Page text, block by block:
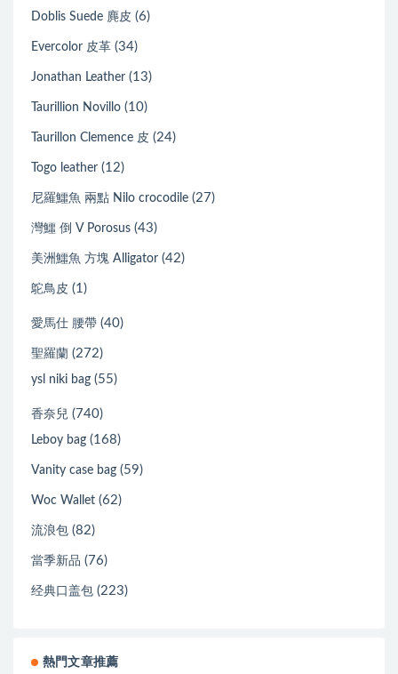
Doblis Suede 麂皮 (6)
Evercolor 皮革 (34)
Jonathan Leather (13)
Taurillion Novillo (10)
Taurillon Clemence 皮 (24)
Togo leather (12)
尼羅鱷魚 兩點 Nilo crocodile (27)
灣鱷 倒 V Porosus (43)
美洲鱷魚 方塊 Alligator (42)
鴕鳥皮 (1)
愛馬仕 腰帶 (40)
聖羅蘭 (272)
ysl niki bag (55)
香奈兒 (740)
Leboy bag (168)
Vanity case bag (59)
Woc Wallet (62)
流浪包 (82)
當季新品 (76)
经典口盖包 (223)
熱門文章推薦